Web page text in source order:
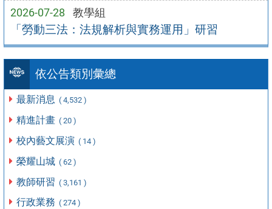
2026-07-28 教學組
「勞動三法：法規解析與實務運用」研習
依公告類別彙總
最新消息 ( 4,532 )
精進計畫 ( 20 )
校內藝文展演 ( 14 )
榮耀山城 ( 62 )
教師研習 ( 3,161 )
行政業務 ( 274 )